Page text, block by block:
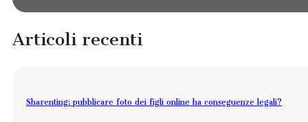
Articoli recenti
Sharenting: pubblicare foto dei figli online ha conseguenze legali?